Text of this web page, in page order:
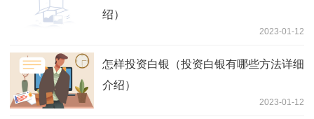
绍）
2023-01-12
怎样投资白银（投资白银有哪些方法详细
介绍）
2023-01-12